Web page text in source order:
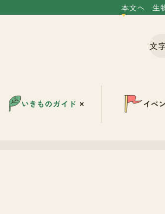
本文へ 生
文
いきものガイド イベ